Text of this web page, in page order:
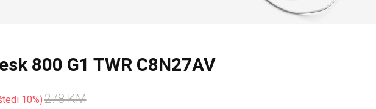
800 G1 TWR C8N27AV
10% 278 KM